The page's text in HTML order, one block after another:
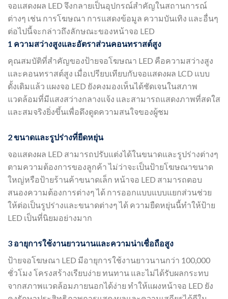
จอแสดงผล LED จึงกลายเป็นอุปกรณ์สำคัญในสถานการณ์
ต่างๆ เช่น การโฆษณา การแสดงข้อมูล ความบันเทิง และอื่นๆ
ต่อไปนี้จะกล่าวถึงลักษณะของหน้าจอ LED
1 ความสว่างสูงและอัตราส่วนคอนทราสต์สูง
คุณสมบัติที่สำคัญของป้ายจอโฆษณา LED คือความสว่างสูง
และคอนทราสต์สูง เมื่อเปรียบเทียบกับจอแสดงผล LCD แบบ
ดั้งเดิมแล้ว แผงจอ LED ยังคงมองเห็นได้ชัดเจนในสภาพ
แวดล้อมที่มีแสงสว่างกลางแจ้ง และสามารถแสดงภาพที่สดใส
และสมจริงยิ่งขึ้นเพื่อดึงดูดความสนใจของผู้ชม
2 ขนาดและรูปร่างที่ยืดหยุ่น
จอแสดงผล LED สามารถปรับแต่งได้ในขนาดและรูปร่างต่างๆ
ตามความต้องการของลูกค้า ไม่ว่าจะเป็นป้ายโฆษณาขนาด
ใหญ่หรือป้ายร้านค้าขนาดเล็ก หน้าจอ LED สามารถตอบ
สนองความต้องการต่างๆ ได้ การออกแบบแบบแยกส่วนช่วย
ให้ต่อเป็นรูปร่างและขนาดต่างๆ ได้ ความยืดหยุ่นนี้ทำให้ป้าย
LED เป็นที่นิยมอย่างมาก
3 อายุการใช้งานยาวนานและความน่าเชื่อถือสูง
ป้ายจอโฆษณา LED มีอายุการใช้งานยาวนานกว่า 100,000
ชั่วโมง โครงสร้างเรียบง่าย ทนทาน และไม่ได้รับผลกระทบ
จากสภาพแวดล้อมภายนอกได้ง่าย ทำให้แผงหน้าจอ LED ยัง